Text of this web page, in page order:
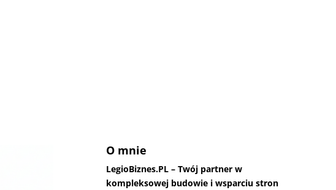
O mnie
LegioBiznes.PL – Twój partner w
kompleksowej budowie i wsparciu stron